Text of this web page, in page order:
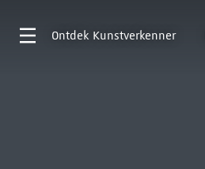
Ontdek Kunstverkenner